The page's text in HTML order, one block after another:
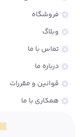
فروشگاه
وبلاگ
تماس با ما
درباره ما
قوانین و مقررات
همکاری با ما